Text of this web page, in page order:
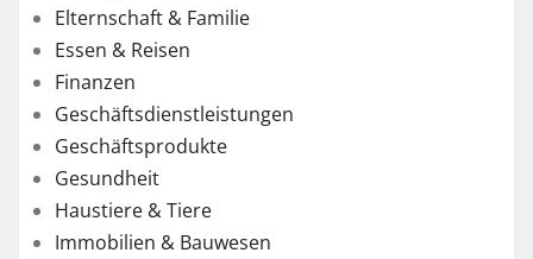
Elternschaft & Familie
Essen & Reisen
Finanzen
Geschäftsdienstleistungen
Geschäftsprodukte
Gesundheit
Haustiere & Tiere
Immobilien & Bauwesen